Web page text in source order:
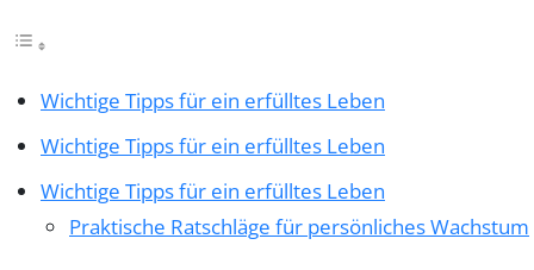
Wichtige Tipps für ein erfülltes Leben
Wichtige Tipps für ein erfülltes Leben
Wichtige Tipps für ein erfülltes Leben
Praktische Ratschläge für persönliches Wachstum